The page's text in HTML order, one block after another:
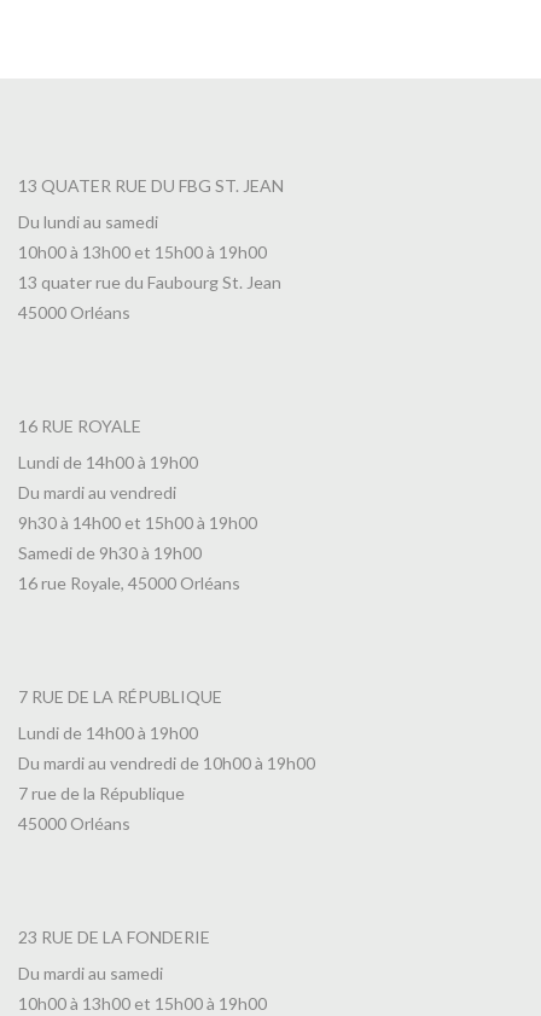
13 QUATER RUE DU FBG ST. JEAN
Du lundi au samedi
10h00 à 13h00 et 15h00 à 19h00
13 quater rue du Faubourg St. Jean
45000 Orléans
16 RUE ROYALE
Lundi de 14h00 à 19h00
Du mardi au vendredi
9h30 à 14h00 et 15h00 à 19h00
Samedi de 9h30 à 19h00
16 rue Royale, 45000 Orléans
7 RUE DE LA RÉPUBLIQUE
Lundi de 14h00 à 19h00
Du mardi au vendredi de 10h00 à 19h00
7 rue de la République
45000 Orléans
23 RUE DE LA FONDERIE
Du mardi au samedi
10h00 à 13h00 et 15h00 à 19h00